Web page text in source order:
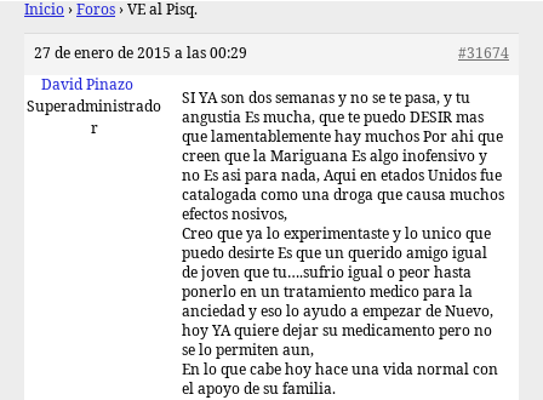
Inicio › Foros › VE al Pisq.
27 de enero de 2015 a las 00:29
#31674
David Pinazo
Superadministrado
r
SI YA son dos semanas y no se te pasa, y tu
angustia Es mucha, que te puedo DESIR mas
que lamentablemente hay muchos Por ahi que
creen que la Mariguana Es algo inofensivo y
no Es asi para nada, Aqui en etados Unidos fue
catalogada como una droga que causa muchos
efectos nosivos,
Creo que ya lo experimentaste y lo unico que
puedo desirte Es que un querido amigo igual
de joven que tu….sufrio igual o peor hasta
ponerlo en un tratamiento medico para la
anciedad y eso lo ayudo a empezar de Nuevo,
hoy YA quiere dejar su medicamento pero no
se lo permiten aun,
En lo que cabe hoy hace una vida normal con
el apoyo de su familia.